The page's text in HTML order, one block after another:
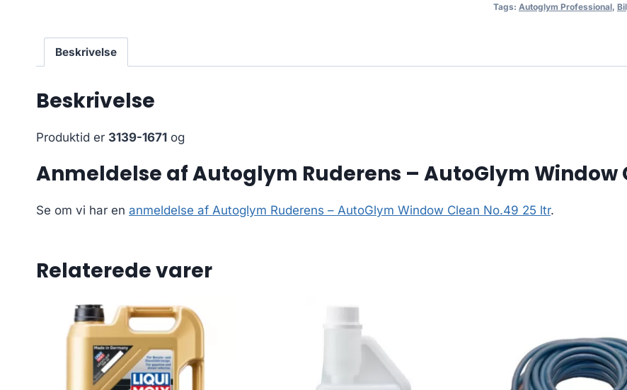
Tags: Autoglym Professional,
Beskrivelse
Beskrivelse
Produktid er 3139-1671 og
Anmeldelse af Autoglym Ruderens – AutoGlym Window
Se om vi har en anmeldelse af Autoglym Ruderens – AutoGlym Window Clean No.49 25 ltr.
Relaterede varer